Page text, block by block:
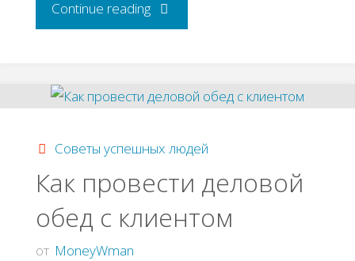
Continue reading"23
взрывающих
Советы успешных людей
Как провести деловой
обед с клиентом
от MoneyWman